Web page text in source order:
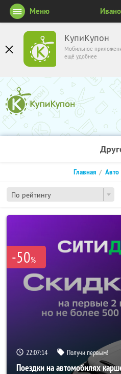
КупиКупон
Мобильное
ещё удобнее
Меню
По рейтингу
Главная Авто
-50%
22:07:14 Получи первым!
Поездки на автомобилях